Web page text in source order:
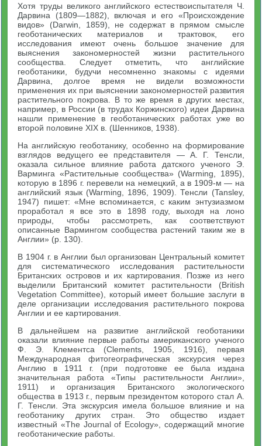
Хотя труды великого английского естествоиспытателя Ч.
Дарвина (1809—1882), включая и его «Происхождение
видов» (Darwin, 1859), не содержат в прямом смысле
геоботанических материалов и трактовок, его
исследования имеют очень большое значение для
выяснения закономерностей жизни растительного
сообщества. Следует отметить, что английские
геоботаники, будучи несомненно знакомы с идеями
Дарвина, долгое время не видели возможности
применения их при выяснении закономерностей развития
растительного покрова. В то же время в других местах,
например, в России (в трудах Коржинского) идеи Дарвина
нашли применение в геоботанических работах уже во
второй половине XIX в. (Шенников, 1938).
На английскую геоботанику, особенно на формирование
взглядов ведущего ее представителя — А. Г. Тенсли,
оказала сильное влияние работа датского ученого Э.
Варминга «Растительные сообщества» (Warming, 1895),
которую в 1896 г. перевели на немецкий, а в 1909-м — на
английский язык (Warming, 1896, 1909). Тенсли (Tansley,
1947) пишет: «Мне вспоминается, с каким энтузиазмом
проработал я все это в 1898 году, выходя на лоно
природы, чтобы рассмотреть, как соответствуют
описанные Вармингом сообщества растений таким же в
Англии» (р. 130).
В 1904 г. в Англии был организован Центральный комитет
для систематического исследования растительности
Британских островов и их картирования. Позже из него
выделили Британский комитет растительности (British
Vegetation Committee), который имеет большие заслуги в
деле организации исследования растительного покрова
Англии и ее картирования.
В дальнейшем на развитие английской геоботаники
оказали влияние первые работы американского ученого
Ф. Э. Клементса (Clements, 1905, 1916), первая
Международная фитогеографическая экскурсия через
Англию в 1911 г. (при подготовке ее была издана
значительная работа «Типы растительности Англии»,
1911) и организация Британского экологического
общества в 1913 г., первым президентом которого стал А.
Г. Тенсли. Эта экскурсия имела большое влияние и на
геоботанику других стран. Это общество издает
известный «The Journal of Ecology», содержащий многие
геоботанические работы.